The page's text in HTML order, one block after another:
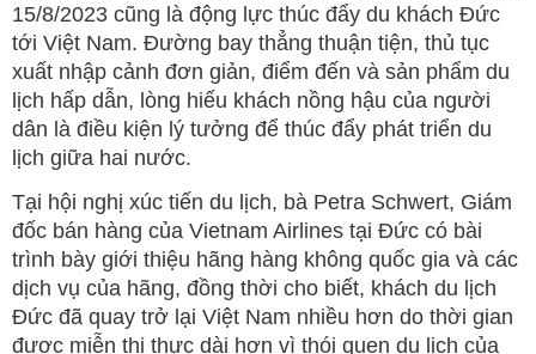
15/8/2023 cũng là động lực thúc đẩy du khách Đức
tới Việt Nam. Đường bay thẳng thuận tiện, thủ tục
xuất nhập cảnh đơn giản, điểm đến và sản phẩm du
lịch hấp dẫn, lòng hiếu khách nồng hậu của người
dân là điều kiện lý tưởng để thúc đẩy phát triển du
lịch giữa hai nước.
Tại hội nghị xúc tiến du lịch, bà Petra Schwert, Giám
đốc bán hàng của Vietnam Airlines tại Đức có bài
trình bày giới thiệu hãng hàng không quốc gia và các
dịch vụ của hãng, đồng thời cho biết, khách du lịch
Đức đã quay trở lại Việt Nam nhiều hơn do thời gian
được miễn thị thực dài hơn vì thói quen du lịch của